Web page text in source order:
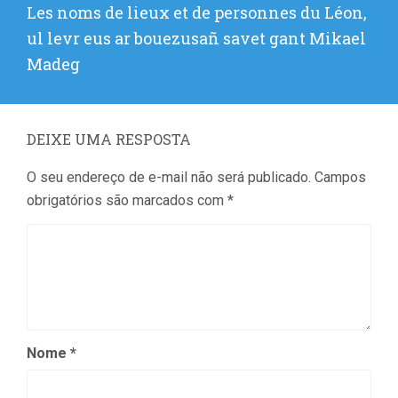
Próximo
post:
Les noms de lieux et de personnes du Léon,
ul levr eus ar bouezusañ savet gant Mikael
Madeg
DEIXE UMA RESPOSTA
O seu endereço de e-mail não será publicado. Campos
obrigatórios são marcados com *
Nome *